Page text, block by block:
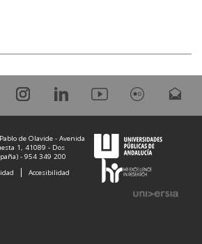
de Olavide - Avenida
1, 41089 - Dos
- 954 349 200
Accesibilidad